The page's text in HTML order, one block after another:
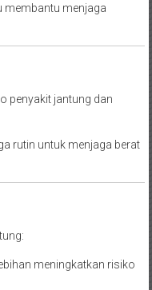
membantu menjaga
penyakit jantung dan
rutin untuk menjaga berat
meningkatkan risiko